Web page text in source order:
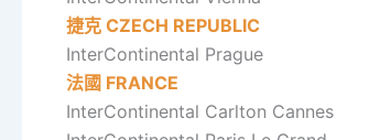
捷克 CZECH REPUBLIC
InterContinental Prague
法國 FRANCE
InterContinental Carlton Cannes